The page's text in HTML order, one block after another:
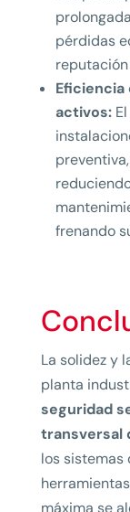
pérdidas
activos:El
frenando
La solidez y
planta
seguridad
transversal
los